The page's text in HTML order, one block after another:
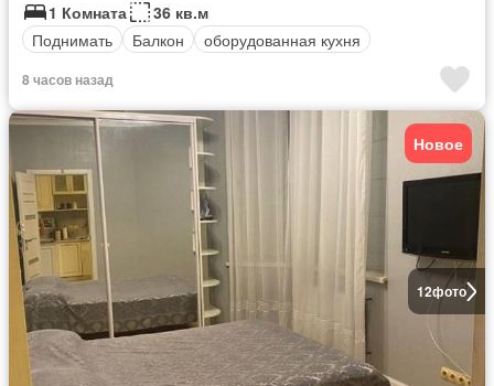
1 Комната
36 кв.м
Поднимать
Балкон оборудованная кухня
8 часов назад
12фото
Новое